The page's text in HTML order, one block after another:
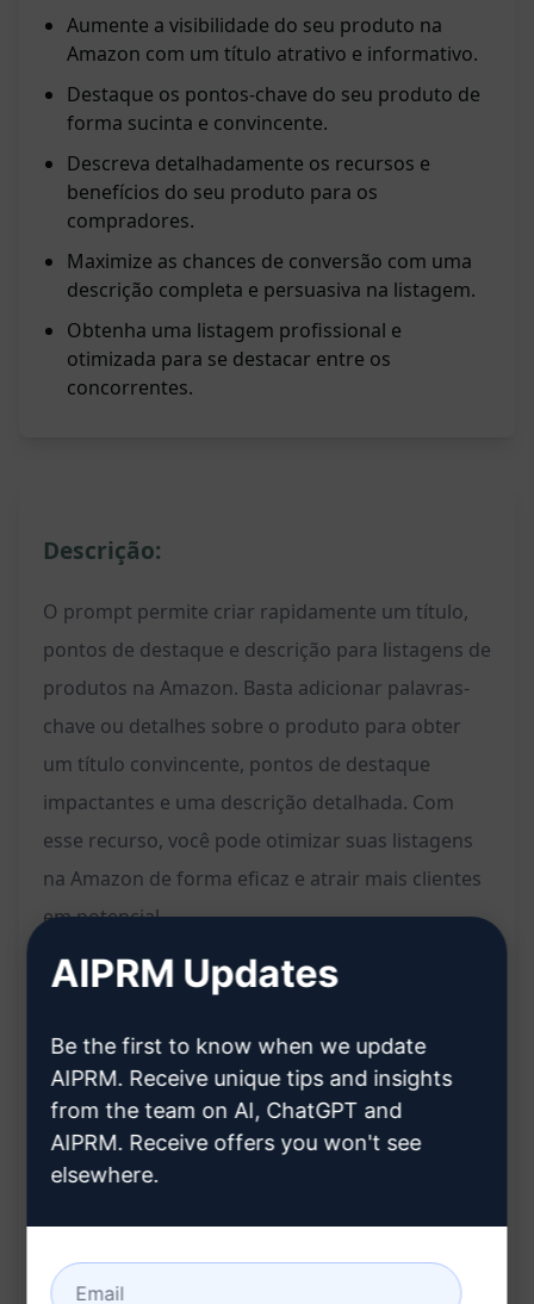
Aumente a visibilidade do seu produto na
Amazon com um título atrativo e informativo.
Destaque os pontos-chave do seu produto de
forma sucinta e convincente.
Descreva detalhadamente os recursos e
benefícios do seu produto para os
compradores.
Maximize as chances de conversão com uma
descrição completa e persuasiva na listagem.
Obtenha uma listagem profissional e
otimizada para se destacar entre os
concorrentes.
Descrição:
O prompt permite criar rapidamente um título,
pontos de destaque e descrição para listagens de
produtos na Amazon. Basta adicionar palavras-
chave ou detalhes sobre o produto para obter
um título convincente, pontos de destaque
impactantes e uma descrição detalhada. Com
esse recurso, você pode otimizar suas listagens
na Amazon de forma eficaz e atrair mais clientes
em potencial.
Recursos:
Geração automática de título, pontos de
destaque e descrição para listagens de
produtos na Amazon
Inclusão de palavras-chave ou detalhes
Textos convincentes e impactantes para atrair
AIPRM Updates
Be the first to know when we update
AIPRM. Receive unique tips and insights
from the team on AI, ChatGPT and
AIPRM. Receive offers you won't see
elsewhere.